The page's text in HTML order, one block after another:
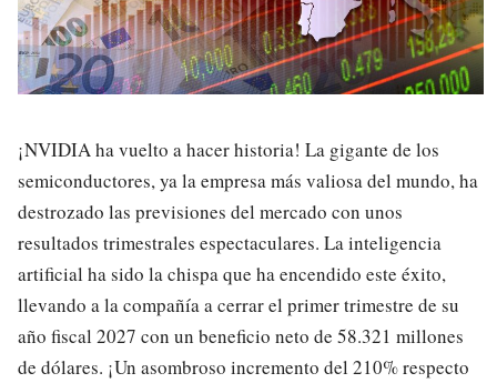
¡NVIDIA ha vuelto a hacer historia! La gigante de los
semiconductores, ya la empresa más valiosa del mundo, ha
destrozado las previsiones del mercado con unos
resultados trimestrales espectaculares. La inteligencia
artificial ha sido la chispa que ha encendido este éxito,
llevando a la compañía a cerrar el primer trimestre de su
año fiscal 2027 con un beneficio neto de 58.321 millones
de dólares. ¡Un asombroso incremento del 210% respecto